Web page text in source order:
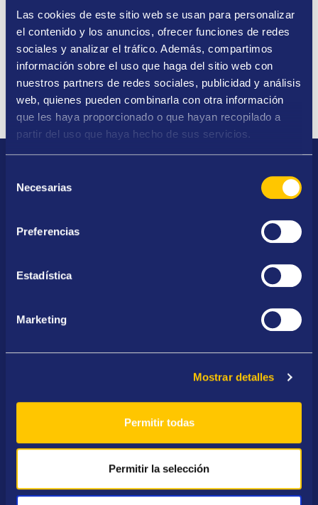
Las cookies de este sitio web se usan para personalizar
el contenido y los anuncios, ofrecer funciones de redes
sociales y analizar el tráfico. Además, compartimos
información sobre el uso que haga del sitio web con
nuestros partners de redes sociales, publicidad y análisis
web, quienes pueden combinarla con otra información
que les haya proporcionado o que hayan recopilado a
partir del uso que haya hecho de sus servicios.
Necesarias
Preferencias
Estadística
Marketing
Mostrar detalles
Permitir todas
Permitir la selección
Cumplimenta nuestro formulario
Rellena el formulario y nuestro equipo se pondrá
en contacto contigo lo antes posible.
APELLIDOS
TELÉFONO